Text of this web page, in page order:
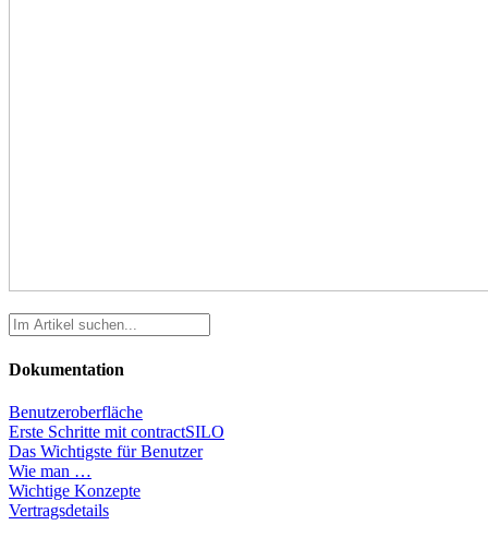
Dokumentation
Benutzeroberfläche
Erste Schritte mit contractSILO
Das Wichtigste für Benutzer
Wie man …
Wichtige Konzepte
Vertragsdetails